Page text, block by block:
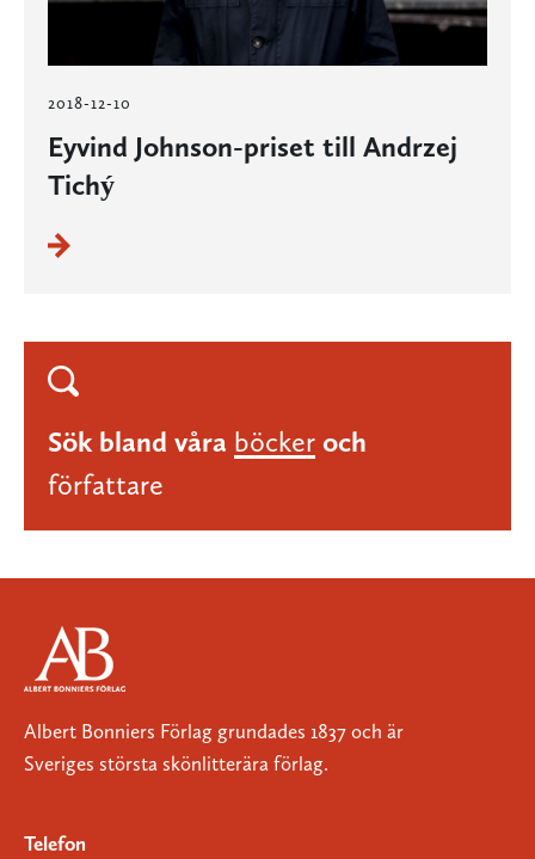
2018-12-10
Eyvind Johnson-priset till Andrzej
Tichý
Sök bland våra böcker och
författare
Albert Bonniers Förlag grundades 1837 och är
Sveriges största skönlitterära förlag.
Telefon